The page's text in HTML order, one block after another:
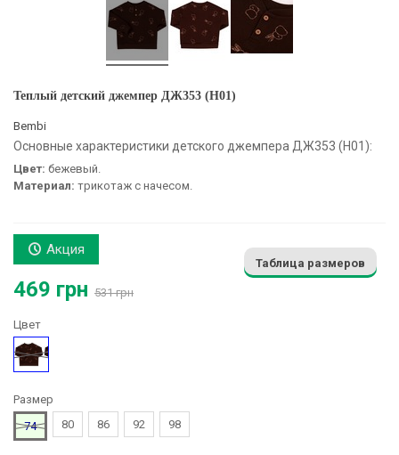
Теплый детский джемпер ДЖ353 (H01)
Bembi
Основные характеристики детского джемпера ДЖ353 (H01):
Цвет: бежевый.
Материал: трикотаж с начесом.
Акция
469 грн 531 грн
Таблица размеров
Цвет
Коричневый
Размер
74
80 86 92 98